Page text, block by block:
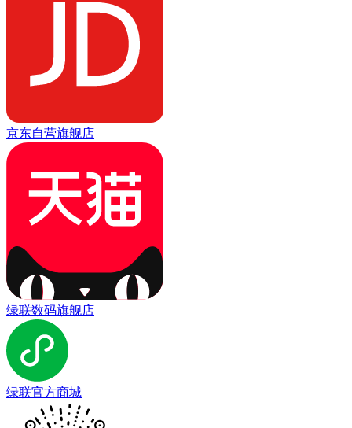
京东自营旗舰店
绿联数码旗舰店
绿联官方商城